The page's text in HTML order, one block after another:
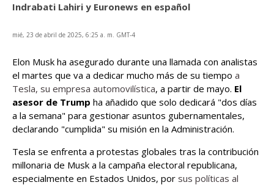
Indrabati Lahiri y Euronews en español
mié, 23 de abril de 2025, 6:25 a. m. GMT-4
Elon Musk ha asegurado durante una llamada con analistas
el martes que va a dedicar mucho más de su tiempo a
Tesla, su empresa automovilística, a partir de mayo. El
asesor de Trump ha añadido que solo dedicará "dos días
a la semana" para gestionar asuntos gubernamentales,
declarando "cumplida" su misión en la Administración.
Tesla se enfrenta a protestas globales tras la contribución
millonaria de Musk a la campaña electoral republicana,
especialmente en Estados Unidos, por sus políticas al